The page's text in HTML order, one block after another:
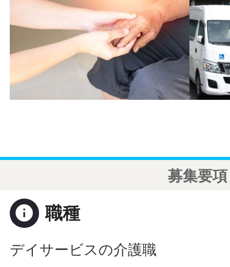
募集要項
info 職種
デイサービスの介護職